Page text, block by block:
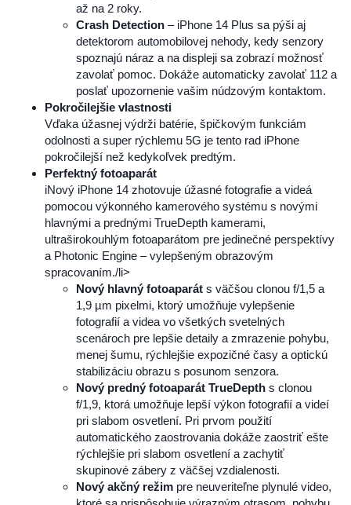
až na 2 roky.
Crash Detection– iPhone 14 Plus sa pýši aj
detektorom automobilovej nehody, kedy senzory
spoznajú náraz a na displeji sa zobrazí možnosť
zavolať pomoc. Dokáže automaticky zavolať 112 a
poslať upozornenie vašim núdzovým kontaktom.
Pokročilejšie vlastnosti
Vďaka úžasnej výdrži batérie, špičkovým funkciám
odolnosti a super rýchlemu 5G je tento rad iPhone
pokročilejší než kedykoľvek predtým.
Perfektný fotoaparát
iNový iPhone 14 zhotovuje úžasné fotografie a videá
pomocou výkonného kamerového systému s novými
hlavnými a prednými TrueDepth kamerami,
ultraširokouhlým fotoaparátom pre jedinečné perspektívy
a Photonic Engine – vylepšeným obrazovým
spracovaním./li>
Nový hlavný fotoaparáts väčšou clonou f/1,5 a
1,9 µm pixelmi, ktorý umožňuje vylepšenie
fotografií a videa vo všetkých svetelných
scenároch pre lepšie detaily a zmrazenie pohybu,
menej šumu, rýchlejšie expozičné časy a optickú
stabilizáciu obrazu s posunom senzora.
Nový predný fotoaparát TrueDepths clonou
f/1,9, ktorá umožňuje lepší výkon fotografií a videí
pri slabom osvetlení. Pri prvom použití
automatického zaostrovania dokáže zaostriť ešte
rýchlejšie pri slabom osvetlení a zachytiť
skupinové zábery z väčšej vzdialenosti.
Nový akčný režimpre neuveriteľne plynulé video,